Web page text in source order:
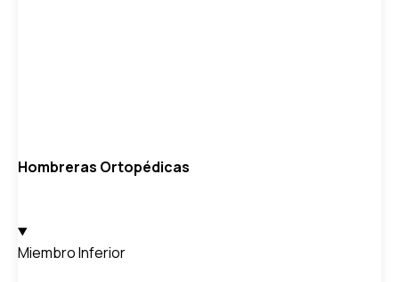
Hombreras Ortopédicas
Miembro Inferior